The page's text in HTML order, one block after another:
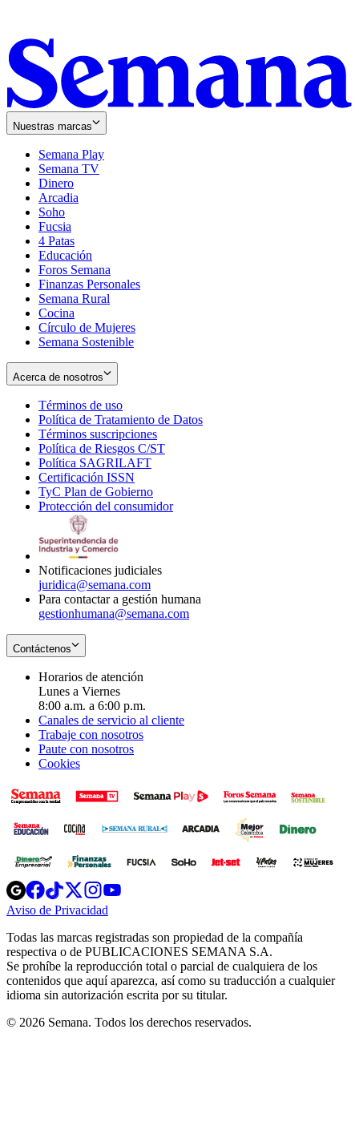
Nuestras marcas
Semana Play
Semana TV
Dinero
Arcadia
Soho
in
new
window
Fucsia
in
new
window
4 Patas
Educación
Foros Semana
Finanzas Personales
Semana Rural
Cocina
Círculo de Mujeres
Semana Sostenible
Acerca de nosotros
Términos de uso
in
new
window
Política de Tratamiento de Datos
Términos suscripciones
in
Política de Riesgos C/ST
Política SAGRILAFT
new
window
Certificación ISSN
in
new
TyC Plan de Gobierno
in
Protección del consumidorOpens
Notificaciones judiciales
juridica@semana.com
Para contactar a gestión humana
gestionhumana@semana.com
Contáctenos
Horarios de atención
Lunes a Viernes
8:00 a.m. a 6:00 p.m.
Canales de servicio al cliente
Trabaje con nosotros
Paute con nosotros
Cookies
Opens
in
new
Opens
in
new
Opens
in
new
window
Opens
new
windowwindow
Aviso de Privacidad
new
window
Todas las marcas registradas son propiedad de la compañía
respectiva o de PUBLICACIONES SEMANA S.A.
Se prohíbe la reproducción total o parcial de cualquiera de los
contenidos que aquí aparezca, así como su traducción a cualquier
idioma sin autorización escrita por su titular.
© 2026 Semana. Todos los derechos reservados.